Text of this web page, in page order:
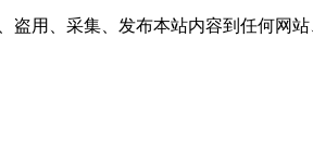
用、采集、发布本站内容到任何网